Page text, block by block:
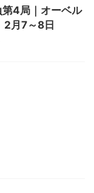
4局｜オーベル
2月7～8日